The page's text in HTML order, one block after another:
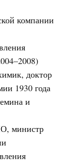
компании
доктор
1930 года
и
министр